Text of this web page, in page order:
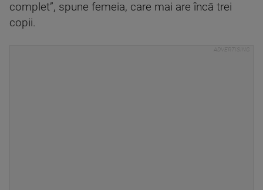
complet”, spune femeia, care mai are încă trei
copii.